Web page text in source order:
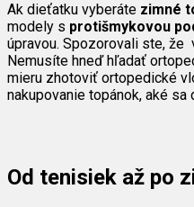
Ak dieťatku vyberáte zimné
modely s protišmykovou
úpravou. Spozorovali ste, že
Nemusíte hneď hľadať
mieru zhotoviť ortopedické
nakupovanie topánok, aké sa
Od tenisiek až po